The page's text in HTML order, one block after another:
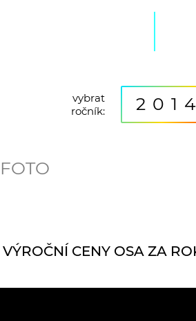
vybrat
ročník:
2014
FOTO
VÝROČNÍ CENY OSA ZA